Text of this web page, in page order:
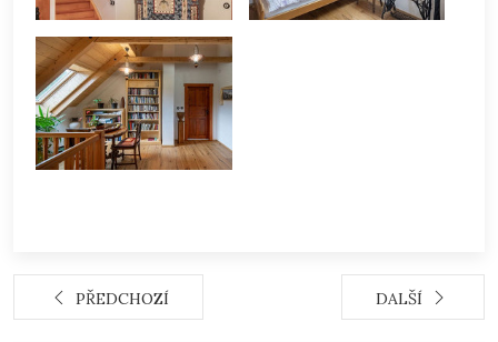
PŘEDCHOZÍ DALŠÍ